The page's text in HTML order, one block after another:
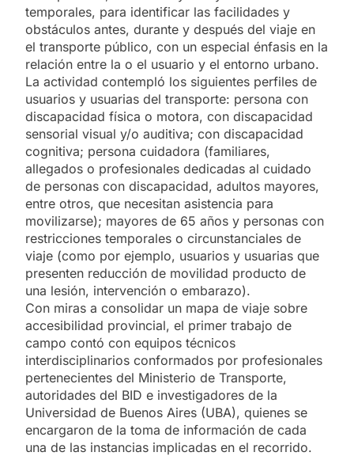
temporales, para identificar las facilidades y
obstáculos antes, durante y después del viaje en
el transporte público, con un especial énfasis en la
relación entre la o el usuario y el entorno urbano.
La actividad contempló los siguientes perfiles de
usuarios y usuarias del transporte: persona con
discapacidad física o motora, con discapacidad
sensorial visual y/o auditiva; con discapacidad
cognitiva; persona cuidadora (familiares,
allegados o profesionales dedicadas al cuidado
de personas con discapacidad, adultos mayores,
entre otros, que necesitan asistencia para
movilizarse); mayores de 65 años y personas con
restricciones temporales o circunstanciales de
viaje (como por ejemplo, usuarios y usuarias que
presenten reducción de movilidad producto de
una lesión, intervención o embarazo).
Con miras a consolidar un mapa de viaje sobre
accesibilidad provincial, el primer trabajo de
campo contó con equipos técnicos
interdisciplinarios conformados por profesionales
pertenecientes del Ministerio de Transporte,
autoridades del BID e investigadores de la
Universidad de Buenos Aires (UBA), quienes se
encargaron de la toma de información de cada
una de las instancias implicadas en el recorrido.